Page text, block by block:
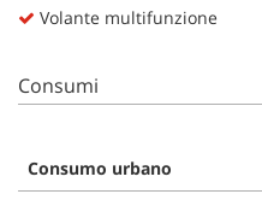
Volante multifunzione
Consumi
Consumo urbano
Cookie necessari
Cookie delle